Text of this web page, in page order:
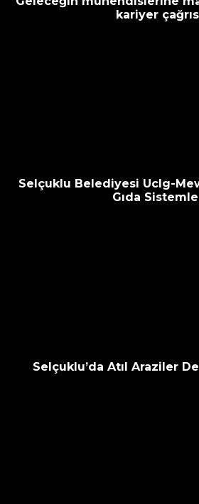
kariyer
Selçuklu Belediyesi Uclg-
Gıda
Selçuklu’da Atıl Araziler